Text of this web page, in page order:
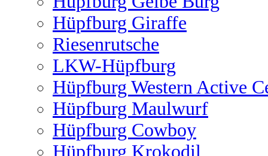
Hüpfburg Giraffe
Riesenrutsche
LKW-Hüpfburg
Hüpfburg Western Active
Hüpfburg Maulwurf
Hüpfburg Cowboy
Hüpfburg Krokodil